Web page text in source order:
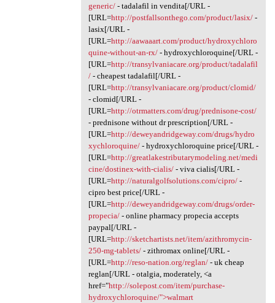
generic/- tadalafil in vendita[/URL -
[URL=http://postfallsonthego.com/product/lasix/-
lasix[/URL -
[URL=http://aawaaart.com/product/hydroxychloro
quine-without-an-rx/- hydroxychloroquine[/URL -
[URL=http://transylvaniacare.org/product/tadalafil
/- cheapest tadalafil[/URL -
[URL=http://transylvaniacare.org/product/clomid/
- clomid[/URL -
[URL=http://otrmatters.com/drug/prednisone-cost/
- prednisone without dr prescription[/URL -
[URL=http://deweyandridgeway.com/drugs/hydro
xychloroquine/- hydroxychloroquine price[/URL -
[URL=http://greatlakestributarymodeling.net/medi
cine/dostinex-with-cialis/- viva cialis[/URL -
[URL=http://naturalgolfsolutions.com/cipro/-
cipro best price[/URL -
[URL=http://deweyandridgeway.com/drugs/order-
propecia/- online pharmacy propecia accepts
paypal[/URL -
[URL=http://sketchartists.net/item/azithromycin-
250-mg-tablets/- zithromax online[/URL -
[URL=http://reso-nation.org/reglan/- uk cheap
reglan[/URL - otalgia, moderately, <a
href="http://solepost.com/item/purchase-
hydroxychloroquine/">walmart